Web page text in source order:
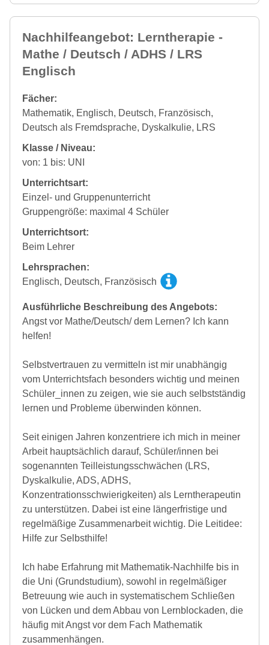
Nachhilfeangebot: Lerntherapie -
Mathe / Deutsch / ADHS / LRS
Englisch
Fächer:
Mathematik, Englisch, Deutsch, Französisch,
Deutsch als Fremdsprache, Dyskalkulie, LRS
Klasse / Niveau:
von: 1 bis: UNI
Unterrichtsart:
Einzel- und Gruppenunterricht
Gruppengröße: maximal 4 Schüler
Unterrichtsort:
Beim Lehrer
Lehrsprachen:
Englisch, Deutsch, Französisch
Ausführliche Beschreibung des Angebots:
Angst vor Mathe/Deutsch/ dem Lernen? Ich kann
helfen!
Selbstvertrauen zu vermitteln ist mir unabhängig
vom Unterrichtsfach besonders wichtig und meinen
Schüler_innen zu zeigen, wie sie auch selbstständig
lernen und Probleme überwinden können.
Seit einigen Jahren konzentriere ich mich in meiner
Arbeit hauptsächlich darauf, Schüler/innen bei
sogenannten Teilleistungsschwächen (LRS,
Dyskalkulie, ADS, ADHS,
Konzentrationsschwierigkeiten) als Lerntherapeutin
zu unterstützen. Dabei ist eine längerfristige und
regelmäßige Zusammenarbeit wichtig. Die Leitidee:
Hilfe zur Selbsthilfe!
Ich habe Erfahrung mit Mathematik-Nachhilfe bis in
die Uni (Grundstudium), sowohl in regelmäßiger
Betreuung wie auch in systematischem Schließen
von Lücken und dem Abbau von Lernblockaden, die
häufig mit Angst vor dem Fach Mathematik
zusammenhängen.